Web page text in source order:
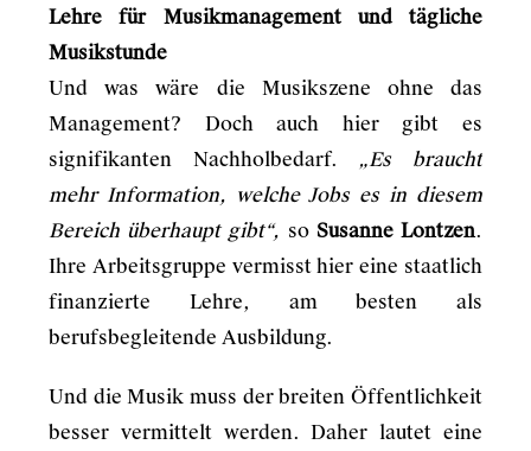
Lehre für Musikmanagement und tägliche
Musikstunde
Und was wäre die Musikszene ohne das
Management? Doch auch hier gibt es
signifikanten Nachholbedarf. „Es braucht
mehr Information, welche Jobs es in diesem
Bereich überhaupt gibt“, so Susanne Lontzen.
Ihre Arbeitsgruppe vermisst hier eine staatlich
finanzierte Lehre, am besten als
berufsbegleitende Ausbildung.
Und die Musik muss der breiten Öffentlichkeit
besser vermittelt werden. Daher lautet eine